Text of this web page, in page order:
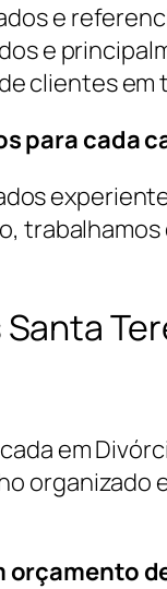
e
e
clientes
para cada
em